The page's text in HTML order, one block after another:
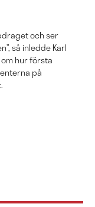
och ser
så inledde Karl
hur första
på